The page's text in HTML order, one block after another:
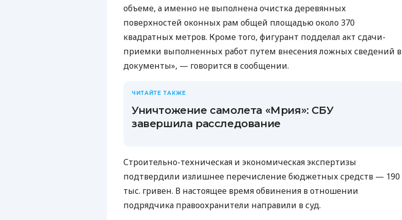
объеме, а именно не выполнена очистка деревянных
поверхностей оконных рам общей площадью около 370
квадратных метров. Кроме того, фигурант подделал акт сдачи-
приемки выполненных работ путем внесения ложных сведений в
документы», — говорится в сообщении.
ЧИТАЙТЕ ТАКЖЕ
Уничтожение самолета «Мрия»: СБУ
завершила расследование
Строительно-техническая и экономическая экспертизы
подтвердили излишнее перечисление бюджетных средств — 190
тыс. гривен. В настоящее время обвинения в отношении
подрядчика правоохранители направили в суд.